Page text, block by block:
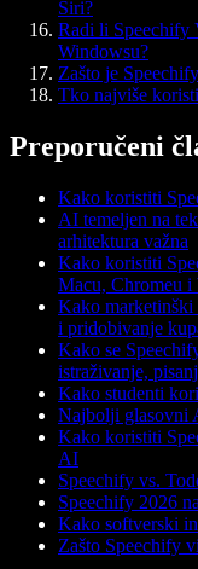
Siri?
Radi li Speechify
Windowsu?
Zašto je
Tko najviše
Preporučeni
Kako koristiti
AI temeljen na
arhitektura važna
Kako koristiti
Macu, Chromeu i
Kako marketinški
i pridobivanje
Kako se
istraživanje,
Kako studenti
Najbolji glasovni
Kako koristiti
AI
Speechify vs.
Speechify 2026
Kako softverski
Zašto Speechify